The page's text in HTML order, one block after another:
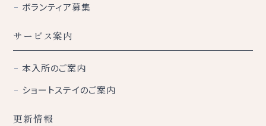
ボランティア募集
サービス案内
本入所のご案内
ショートステイのご案内
更新情報